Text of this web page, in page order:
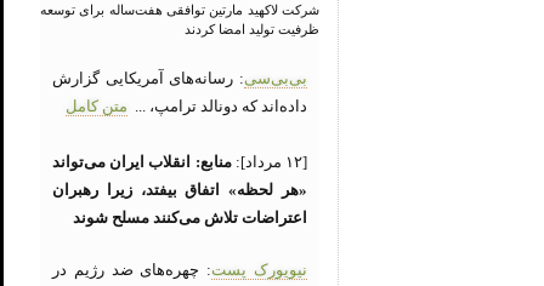
شرکت لاکهید مارتین توافقی هفت‌ساله برای توسعه
ظرفیت تولید امضا کردند
بی‌بی‌سی: رسانه‌های آمریکایی گزارش
داده‌اند که دونالد ترامپ، ... متن کامل
[۱۲ مرداد]:
منابع: انقلاب ایران می‌تواند
«هر لحظه» اتفاق بیفتد، زیرا رهبران
اعتراضات تلاش می‌کنند مسلح شوند
نیویورک پست: چهره‌های ضد رژیم در